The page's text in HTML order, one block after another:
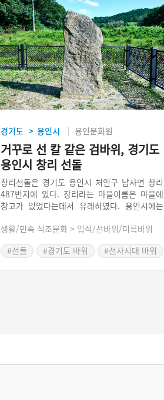
경기도 > 용인시 용인문화원
거꾸로 선 칼 같은 검바위, 경기도
용인시 창리 선돌
창리선돌은 경기도 용인시 처인구 남사면 창리
487번지에 있다. 창리라는 마을이름은 마을에
창고가 있었다는데서 유래하였다. 용인시에는
창리 등에 선돌이 있다. 창리선돌은 긴 검을 거
꾸로 세워놓은 것처럼 생겼다고 하여 마을사람
들은 ’검바위‘라 부른다. 창리선돌은 마을주민들
생활/민속 석조문화 > 입석/선바위/미륵바위
#선돌
#경기도 바위 #선사시대 바위